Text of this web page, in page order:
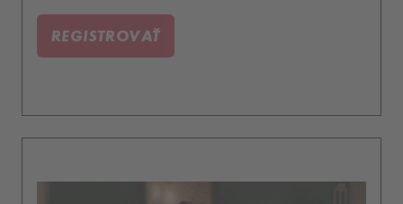
REGISTROVAŤ